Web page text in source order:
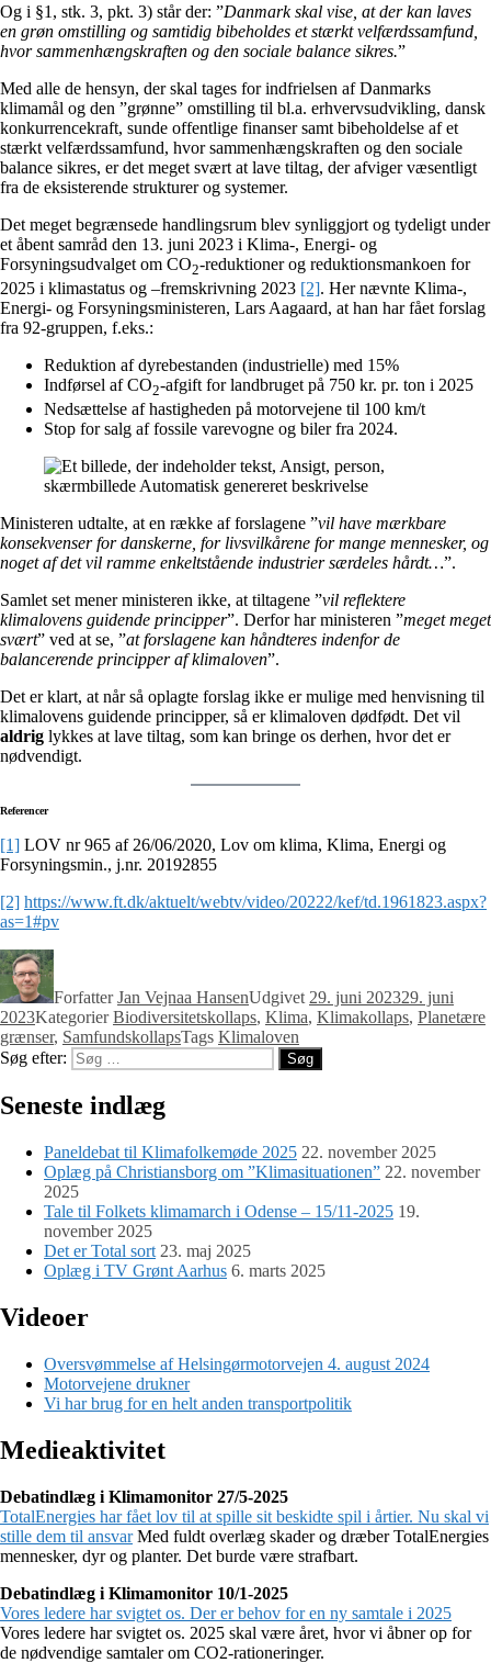
Og i §1, stk. 3, pkt. 3) står der: ”Danmark skal vise, at der kan laves
en grøn omstilling og samtidig bibeholdes et stærkt velfærdssamfund,
hvor sammenhængskraften og den sociale balance sikres.”
Med alle de hensyn, der skal tages for indfrielsen af Danmarks
klimamål og den ”grønne” omstilling til bl.a. erhvervsudvikling, dansk
konkurrencekraft, sunde offentlige finanser samt bibeholdelse af et
stærkt velfærdssamfund, hvor sammenhængskraften og den sociale
balance sikres, er det meget svært at lave tiltag, der afviger væsentligt
fra de eksisterende strukturer og systemer.
Det meget begrænsede handlingsrum blev synliggjort og tydeligt under
et åbent samråd den 13. juni 2023 i Klima-, Energi- og
Forsyningsudvalget om CO2-reduktioner og reduktionsmankoen for
2025 i klimastatus og –fremskrivning 2023 [2]. Her nævnte Klima-,
Energi- og Forsyningsministeren, Lars Aagaard, at han har fået forslag
fra 92-gruppen, f.eks.:
Reduktion af dyrebestanden (industrielle) med 15%
Indførsel af CO2-afgift for landbruget på 750 kr. pr. ton i 2025
Nedsættelse af hastigheden på motorvejene til 100 km/t
Stop for salg af fossile varevogne og biler fra 2024.
Ministeren udtalte, at en række af forslagene ”vil have mærkbare
konsekvenser for danskerne, for livsvilkårene for mange mennesker, og
noget af det vil ramme enkeltstående industrier særdeles hårdt…”.
Samlet set mener ministeren ikke, at tiltagene ”vil reflektere
klimalovens guidende principper”. Derfor har ministeren ”meget meget
svært” ved at se, ”at forslagene kan håndteres indenfor de
balancerende principper af klimaloven”.
Det er klart, at når så oplagte forslag ikke er mulige med henvisning til
klimalovens guidende principper, så er klimaloven dødfødt. Det vil
aldrig lykkes at lave tiltag, som kan bringe os derhen, hvor det er
nødvendigt.
Referencer
[1] LOV nr 965 af 26/06/2020, Lov om klima, Klima­, Energi­ og
Forsyningsmin., j.nr. 2019­2855
[2] https://www.ft.dk/aktuelt/webtv/video/20222/kef/td.1961823.aspx?
as=1#pv
ForfatterJan Vejnaa HansenUdgivet 29. juni 202329. juni
2023KategorierBiodiversitetskollaps, Klima, Klimakollaps, Planetære
grænser, SamfundskollapsTags Klimaloven
Søg efter:
Søg
Seneste indlæg
Paneldebat til Klimafolkemøde 2025 22. november 2025
Oplæg på Christiansborg om ”Klimasituationen” 22. november
2025
Tale til Folkets klimamarch i Odense – 15/11-2025 19.
november 2025
Det er Total sort 23. maj 2025
Oplæg i TV Grønt Aarhus 6. marts 2025
Videoer
Oversvømmelse af Helsingørmotorvejen 4. august 2024
Motorvejene drukner
Vi har brug for en helt anden transportpolitik
Medieaktivitet
Debatindlæg i Klimamonitor 27/5-2025
TotalEnergies har fået lov til at spille sit beskidte spil i årtier. Nu skal vi
stille dem til ansvarMed fuldt overlæg skader og dræber TotalEnergies
mennesker, dyr og planter. Det burde være strafbart.
Debatindlæg i Klimamonitor 10/1-2025
Vores ledere har svigtet os. Der er behov for en ny samtale i 2025
Vores ledere har svigtet os. 2025 skal være året, hvor vi åbner op for
de nødvendige samtaler om CO2-rationeringer.